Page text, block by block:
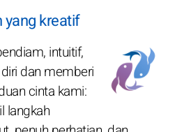
yang kreatif
intuitif,
dan memberi
cinta kami:
langkah